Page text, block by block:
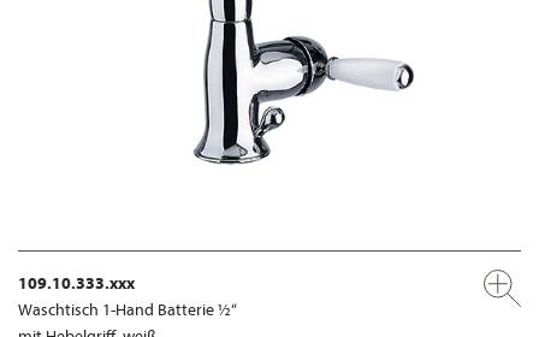
109.10.333.xxx
Waschtisch 1-Hand Batterie ½“